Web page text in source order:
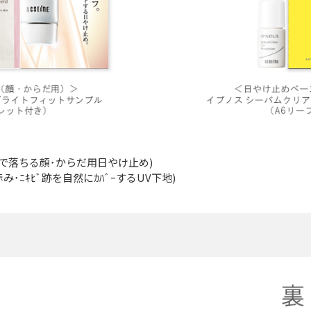
落ちる顔･からだ用日やけ止め)
･ﾆｷﾋﾞ跡を自然にｶﾊﾞｰするUV下地)